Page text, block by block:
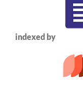
indexed by